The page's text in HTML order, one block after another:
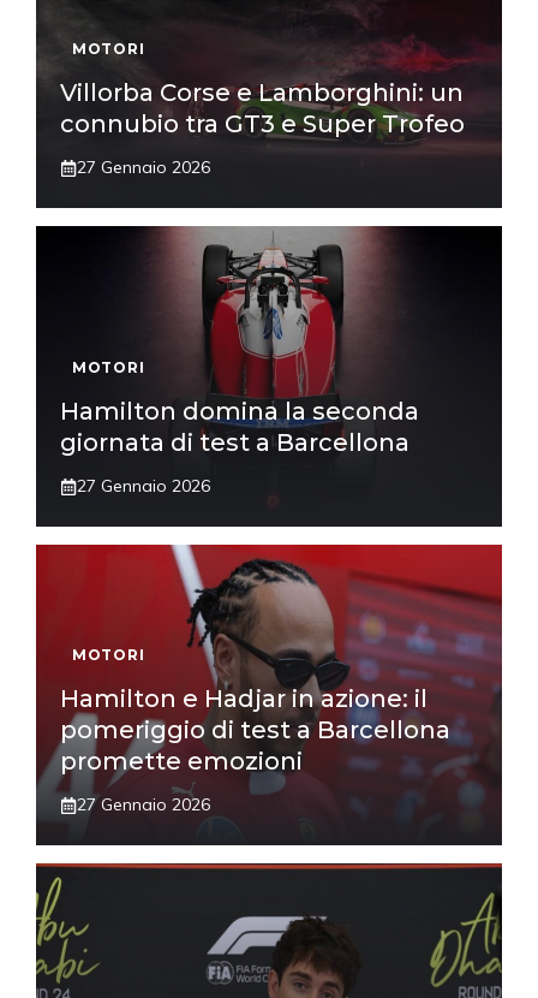
MOTORI
Villorba Corse e Lamborghini: un
connubio tra GT3 e Super Trofeo
27 Gennaio 2026
MOTORI
Hamilton domina la seconda
giornata di test a Barcellona
27 Gennaio 2026
MOTORI
Hamilton e Hadjar in azione: il
pomeriggio di test a Barcellona
promette emozioni
27 Gennaio 2026